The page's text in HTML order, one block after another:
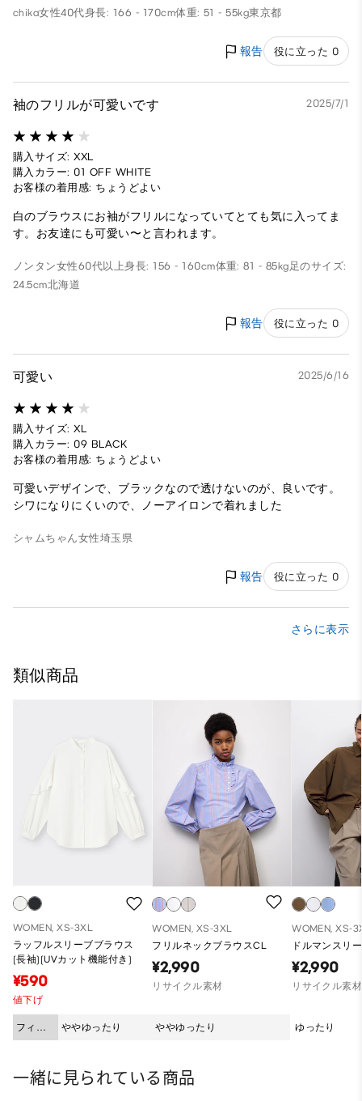
chika女性40代身長: 166 - 170cm体重: 51 - 55kg東京都
報告 役に立った 0
袖のフリルが可愛いです 2025/7/1
購入サイズ: XXL
購入カラー: 01 OFF WHITE
お客様の着用感: ちょうどよい
白のブラウスにお袖がフリルになっていてとても気に入ってま
す。お友達にも可愛い〜と言われます。
ノンタン女性60代以上身長: 156 - 160cm体重: 81 - 85kg足のサイズ:
24.5cm北海道
報告 役に立った 0
可愛い 2025/6/16
購入サイズ: XL
購入カラー: 09 BLACK
お客様の着用感: ちょうどよい
可愛いデザインで、ブラックなので透けないのが、良いです。
シワになりにくいので、ノーアイロンで着れました
シャムちゃん女性埼玉県
報告 役に立った 0
さらに表示
類似商品
WOMEN, XS-3XL
ラッフルスリーブブラウス
(長袖)(UVカット機能付き)
¥590
値下げ
フィッ
ト
ややゆったり
WOMEN, XS-3XL
フリルネックブラウスCL
¥2,990
リサイクル素材
ややゆったり
WOMEN, XS-
ドルマンスリ
¥2,990
リサイクル素材
ゆったり
一緒に見られている商品